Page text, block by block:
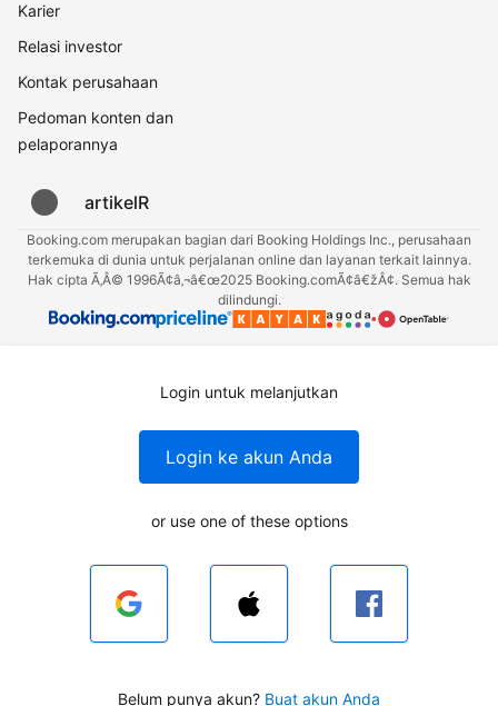
Karier
Relasi investor
Kontak perusahaan
Pedoman konten dan
pelaporannya
artikelR
Booking.com merupakan bagian dari Booking Holdings Inc., perusahaan
terkemuka di dunia untuk perjalanan online dan layanan terkait lainnya.
Hak cipta Ã‚Â© 1996Ã¢â‚¬â€œ2025 Booking.comÃ¢â€žÂ¢. Semua hak
dilindungi.
Login untuk melanjutkan
Login ke akun Anda
or use one of these options
Belum punya akun? Buat akun Anda